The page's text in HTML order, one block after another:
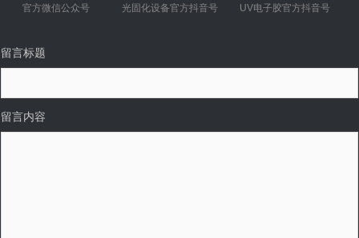
官方微信公众号 光固化设备官方抖音号 UV电子胶官方抖音号
留言标题
留言内容